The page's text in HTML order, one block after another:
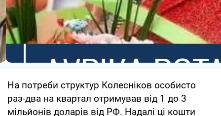
На потреби структур Колесніков особисто
раз-два на квартал отримував від 1 до 3
мільйонів доларів від РФ. Надалі ці кошти